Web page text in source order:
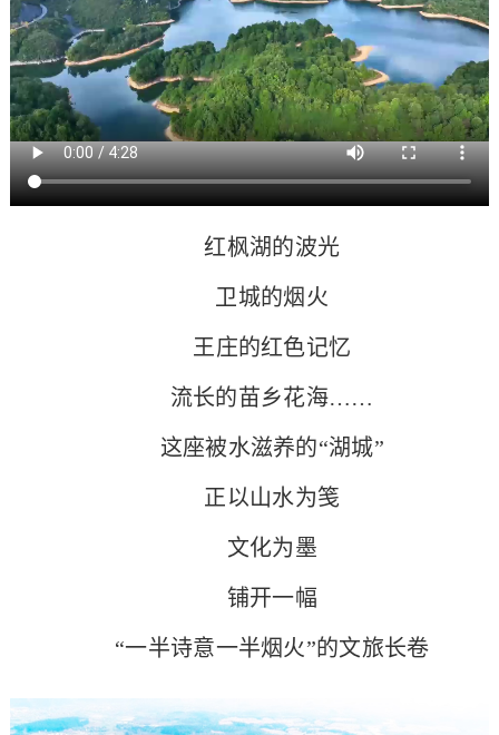
红枫湖的波光
卫城的烟火
王庄的红色记忆
流长的苗乡花海……
这座被水滋养的“湖城”
正以山水为笺
文化为墨
铺开一幅
“一半诗意一半烟火”的文旅长卷